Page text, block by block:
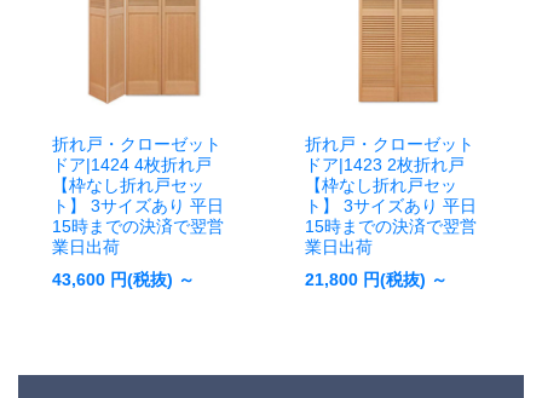
折れ戸・クローゼット
ドア|1424 4枚折れ戸
【枠なし折れ戸セッ
ト】 3サイズあり 平日
15時までの決済で翌営
業日出荷
43,600 円(税抜) ～
折れ戸・クローゼット
ドア|1423 2枚折れ戸
【枠なし折れ戸セッ
ト】 3サイズあり 平日
15時までの決済で翌営
業日出荷
21,800 円(税抜) ～